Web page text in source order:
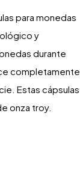
para monedas
y
durante
completamente
Estas cápsulas
onza troy.